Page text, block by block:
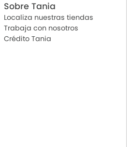
Sobre Tania
Localiza nuestras tiendas
Trabaja con nosotros
Crédito Tania